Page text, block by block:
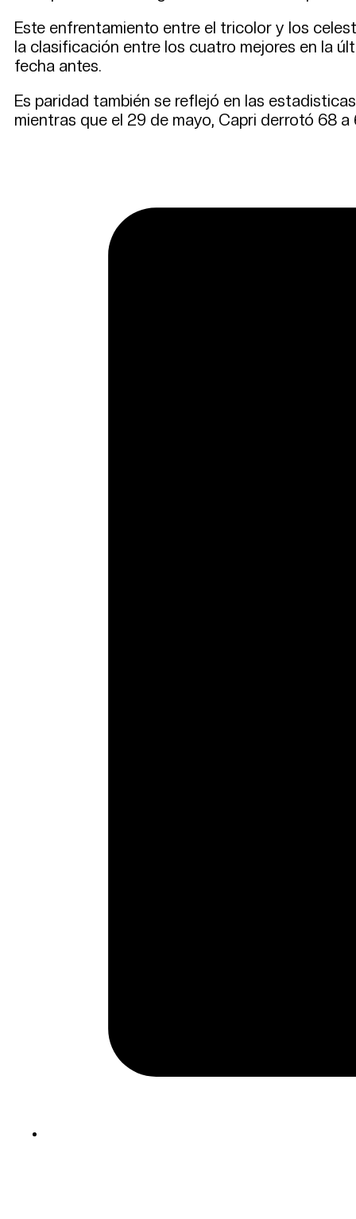
Este enfrentamiento entre el tricolor y los
la clasificación entre los cuatro mejores en la
fecha antes.
Es paridad también se reflejó en las
mientras que el 29 de mayo, Capri derrotó 68 a